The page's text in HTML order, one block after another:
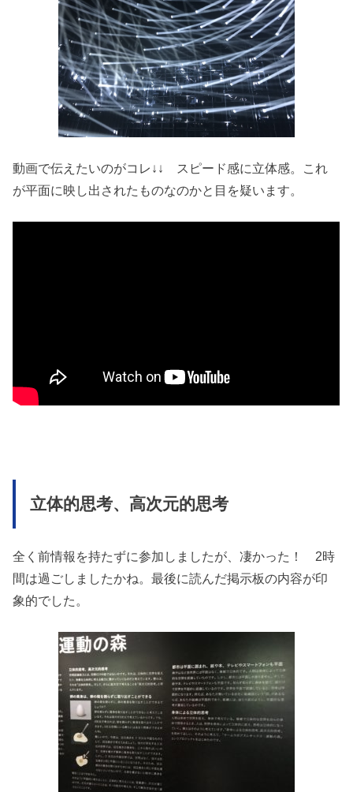
動画で伝えたいのがコレ↓↓ スピード感に立体感。これ
が平面に映し出されたものなのかと目を疑います。
立体的思考、高次元的思考
全く前情報を持たずに参加しましたが、凄かった！ 2時
間は過ごしましたかね。最後に読んだ掲示板の内容が印
象的でした。